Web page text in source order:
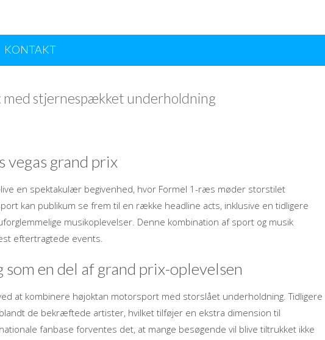
KONTAKT
med stjernespækket underholdning
grand prix
en spektakulær begivenhed, hvor Formel 1-ræs møder storstilet
kan publikum se frem til en række headline acts, inklusive en tidligere
musikoplevelser. Denne kombination af sport og musik
eftertragtede events.
en del af grand prix-oplevelsen
at kombinere højoktan motorsport med storslået underholdning. Tidligere
de bekræftede artister, hvilket tilføjer en ekstra dimension til
fanbase forventes det, at mange besøgende vil blive tiltrukket ikke